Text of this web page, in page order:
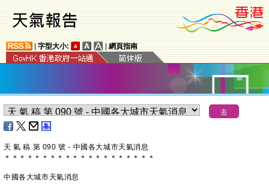
字型大小: 網頁指南
天 氣 稿 第 090 號 - 中國各大城市天氣消息
＊ ＊ ＊ ＊ ＊ ＊ ＊ ＊ ＊ ＊ ＊ ＊ ＊ ＊ ＊ ＊ ＊ ＊ ＊ ＊
中國各大城市天氣消息